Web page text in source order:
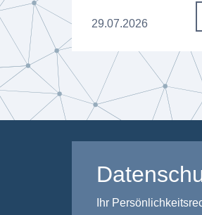
29.07.2026
Ihr